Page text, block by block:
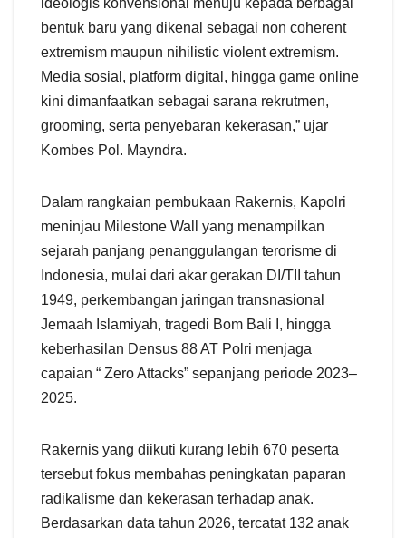
bentuk baru yang dikenal sebagai non coherent
extremism maupun nihilistic violent extremism.
Media sosial, platform digital, hingga game online
kini dimanfaatkan sebagai sarana rekrutmen,
grooming, serta penyebaran kekerasan,” ujar
Kombes Pol. Mayndra.
Dalam rangkaian pembukaan Rakernis, Kapolri
meninjau Milestone Wall yang menampilkan
sejarah panjang penanggulangan terorisme di
Indonesia, mulai dari akar gerakan DI/TII tahun
1949, perkembangan jaringan transnasional
Jemaah Islamiyah, tragedi Bom Bali I, hingga
keberhasilan Densus 88 AT Polri menjaga
capaian “ Zero Attacks” sepanjang periode 2023–
2025.
Rakernis yang diikuti kurang lebih 670 peserta
tersebut fokus membahas peningkatan paparan
radikalisme dan kekerasan terhadap anak.
Berdasarkan data tahun 2026, tercatat 132 anak